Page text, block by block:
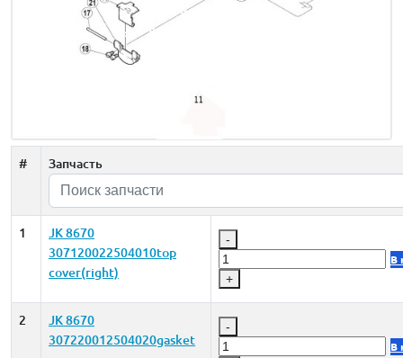
# Запчасть
1
JK 8670
307120022504010top
cover(right)
-
+
В
2
JK 8670
307220012504020gasket
-
В